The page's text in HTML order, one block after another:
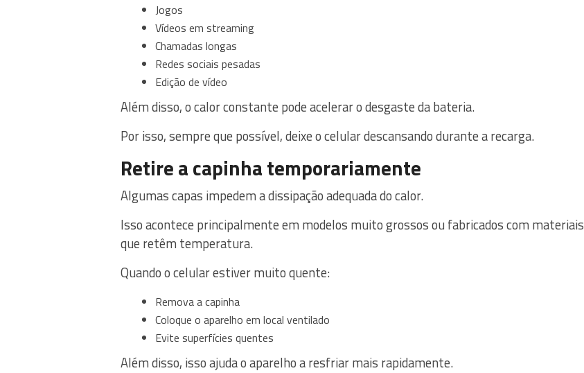
Jogos
Vídeos em streaming
Chamadas longas
Redes sociais pesadas
Edição de vídeo
Além disso, o calor constante pode acelerar o desgaste da bateria.
Por isso, sempre que possível, deixe o celular descansando durante a recarga.
Retire a capinha temporariamente
Algumas capas impedem a dissipação adequada do calor.
Isso acontece principalmente em modelos muito grossos ou fabricados com materiais
que retêm temperatura.
Quando o celular estiver muito quente:
Remova a capinha
Coloque o aparelho em local ventilado
Evite superfícies quentes
Além disso, isso ajuda o aparelho a resfriar mais rapidamente.